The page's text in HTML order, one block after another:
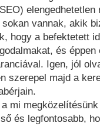
vannak, akik
hogy a befektetett
és
Igen, jól
szerepel majd a
mi
és legfontosabb,